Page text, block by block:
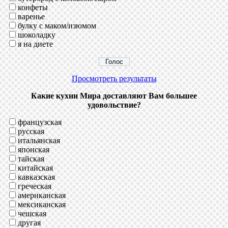
конфеты
варенье
булку с маком/изюмом
шоколадку
я на диете
Просмотреть результаты
Какие кухни Мира доставляют Вам большее
удовольствие?
французская
русская
итальянская
японская
тайская
китайская
кавказская
греческая
американская
мексиканская
чешская
другая